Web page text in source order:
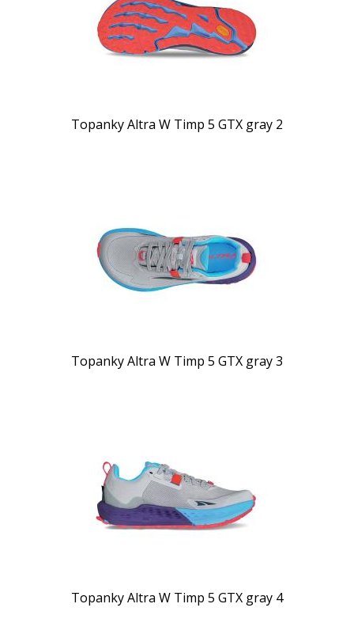
Topanky Altra W Timp 5 GTX gray 2
Topanky Altra W Timp 5 GTX gray 3
Topanky Altra W Timp 5 GTX gray 4